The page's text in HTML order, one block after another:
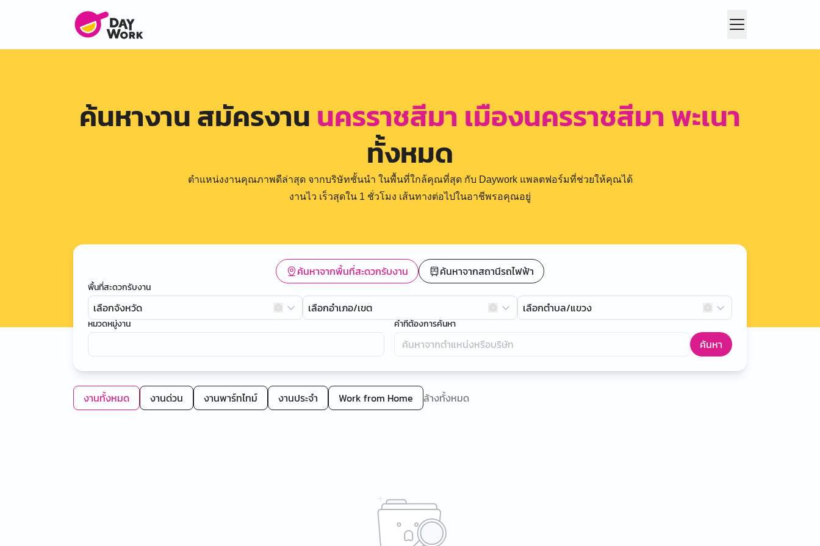
ค้นหางาน สมัครงาน นครราชสีมา เมืองนครราชสีมา พะเนา
ทั้งหมด
ตำแหน่งงานคุณภาพดีล่าสุด จากบริษัทชั้นนำ ในพื้นที่ใกล้คุณที่สุด กับ Daywork แพลตฟอร์มที่ช่วยให้คุณได้
งานไว เร็วสุดใน 1 ชั่วโมง เส้นทางต่อไปในอาชีพรอคุณอยู่
ค้นหาจากพื้นที่สะดวกรับงาน ค้นหาจากสถานีรถไฟฟ้า
พื้นที่สะดวกรับงาน
เลือกจังหวัด เลือกอำเภอ/เขต เลือกตำบล/แขวง
หมวดหมู่งาน คำที่ต้องการค้นหา
ค้นหา
งานทั้งหมด งานด่วน งานพาร์ทไทม์ งานประจำ Work from Home ล้างทั้งหมด